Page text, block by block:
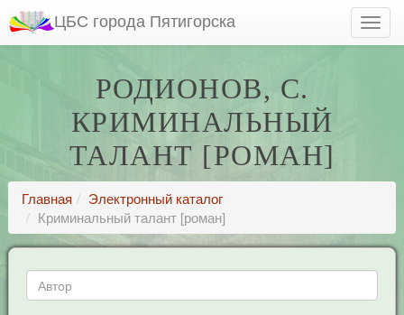
ЦБС города Пятигорска
РОДИОНОВ, С.
КРИМИНАЛЬНЫЙ
ТАЛАНТ [РОМАН]
Главная
Электронный каталог
Криминальный талант [роман]